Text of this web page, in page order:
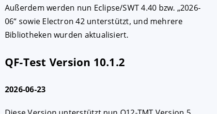
Außerdem werden nun Eclipse/SWT 4.40 bzw. „2026-
06“ sowie Electron 42 unterstützt, und mehrere
Bibliotheken wurden aktualisiert.
QF-Test Version 10.1.2
2026-06-23